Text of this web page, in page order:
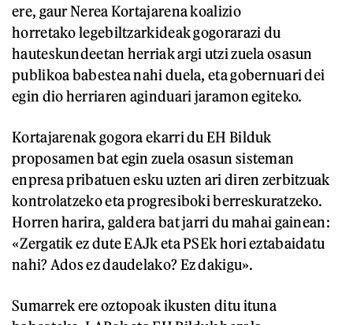
ere, gaur Nerea Kortajarena koalizio
horretako legebiltzarkideak gogorarazi du
hauteskundeetan herriak argi utzi zuela osasun
publikoa babestea nahi duela, eta gobernuari dei
egin dio herriaren aginduari jaramon egiteko.
Kortajarenak gogora ekarri du EH Bilduk
proposamen bat egin zuela osasun sisteman
enpresa pribatuen esku uzten ari diren zerbitzuak
kontrolatzeko eta progresiboki berreskuratzeko.
Horren harira, galdera bat jarri du mahai gainean:
«Zergatik ez dute EAJk eta PSEk hori eztabaidatu
nahi? Ados ez daudelako? Ez dakigu».
Sumarrek ere oztopoak ikusten ditu ituna